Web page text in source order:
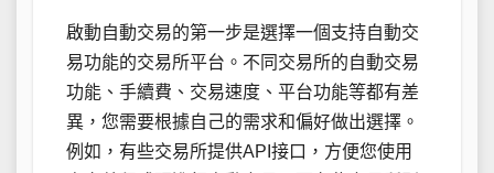
啟動自動交易的第一步是選擇一個支持自動交
易功能的交易所平台。不同交易所的自動交易
功能、手續費、交易速度、平台功能等都有差
異，您需要根據自己的需求和偏好做出選擇。
例如，有些交易所提供API接口，方便您使用